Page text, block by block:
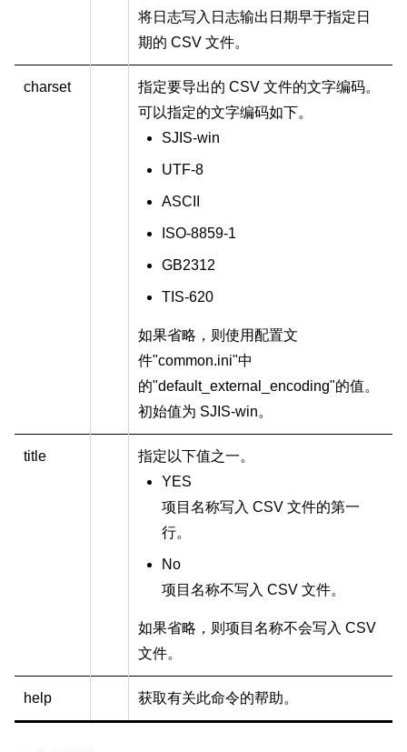
将日志写入日志输出日期早于指定日
期的 CSV 文件。
charset
指定要导出的 CSV 文件的文字编码。
可以指定的文字编码如下。
SJIS-win
UTF-8
ASCII
ISO-8859-1
GB2312
TIS-620
如果省略，则使用配置文
件"common.ini"中
的"default_external_encoding"的值。
初始值为 SJIS-win。
title
指定以下值之一。
YES
项目名称写入 CSV 文件的第一
行。
No
项目名称不写入 CSV 文件。
如果省略，则项目名称不会写入 CSV
文件。
help 获取有关此命令的帮助。